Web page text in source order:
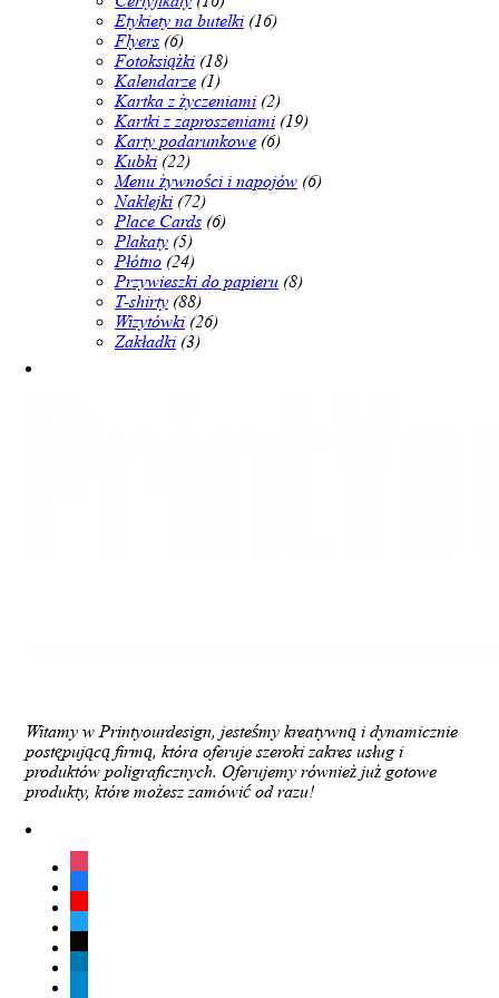
Etykiety na butelki (16)
Flyers (6)
Fotoksiążki (18)
Kalendarze (1)
Kartka z życzeniami (2)
Kartki z zaproszeniami (19)
Karty podarunkowe (6)
Kubki (22)
Menu żywności i napojów (6)
Naklejki (72)
Place Cards (6)
Plakaty (5)
Płótno (24)
Przywieszki do papieru (8)
T-shirty (88)
Wizytówki (26)
Zakładki (3)
Witamy w Printyourdesign, jesteśmy kreatywną i dynamicznie
postępującą firmą, która oferuje szeroki zakres usług i
produktów poligraficznych. Oferujemy również już gotowe
produkty, które możesz zamówić od razu!